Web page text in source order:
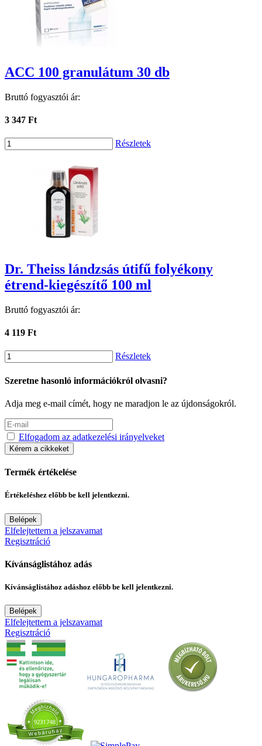
ACC 100 granulátum 30 db
Bruttó fogyasztói ár:
3 347 Ft
Részletek
Dr. Theiss lándzsás útifű folyékony
étrend-kiegészítő 100 ml
Bruttó fogyasztói ár:
4 119 Ft
Részletek
Szeretne hasonló információkról olvasni?
Adja meg e-mail címét, hogy ne maradjon le az újdonságokról.
Elfogadom az adatkezelési irányelveket
Kérem a cikkeket
Termék értékelése
Értékeléshez előbb be kell jelentkezni.
Belépek
Elfelejtettem a jelszavamat
Regisztráció
Kívánságlistához adás
Kívánságlistához adáshoz előbb be kell jelentkezni.
Belépek
Elfelejtettem a jelszavamat
Regisztráció